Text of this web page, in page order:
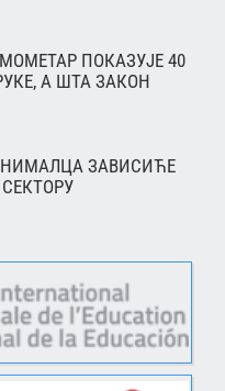
ПОКАЗУЈЕ 40
А ШТА ЗАКОН
ЗАВИСИЋЕ